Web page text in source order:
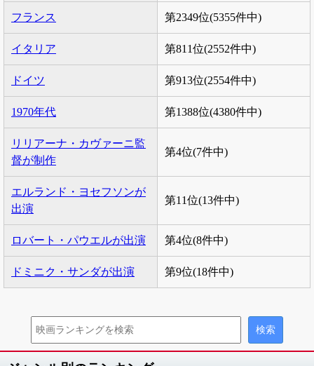
フランス 第2349位(5355件中)
イタリア 第811位(2552件中)
ドイツ 第913位(2554件中)
1970年代 第1388位(4380件中)
リリアーナ・カヴァーニ監
督が制作
第4位(7件中)
エルランド・ヨセフソンが
出演
第11位(13件中)
ロバート・パウエルが出演 第4位(8件中)
ドミニク・サンダが出演 第9位(18件中)